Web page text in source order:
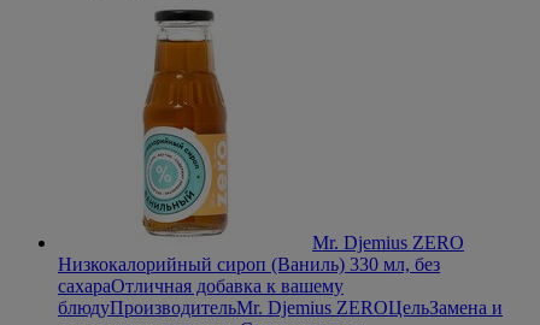
Mr. Djemius ZERO
Низкокалорийный сироп (Ваниль) 330 мл, без
сахараОтличная добавка к вашему
блюдуПроизводительMr. Djemius ZEROЦельЗамена и